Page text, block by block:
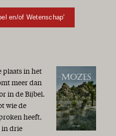
en/of Wetenschap'
plaats in het
meer dan
in de Bijbel.
wie de
heeft.
in drie